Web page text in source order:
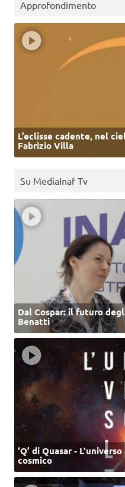
Approfondimento
L’eclisse cadente, nel
Fabrizio Villa
Su MediaInaf Tv
Dal Cospar: il futuro
Benatti
‘Q’ di Quasar -
cosmico